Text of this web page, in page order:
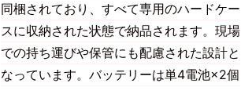
同梱されており、すべて専用のハードケー
スに収納された状態で納品されます。現場
での持ち運びや保管にも配慮された設計と
なっています。バッテリーは単4電池×2個